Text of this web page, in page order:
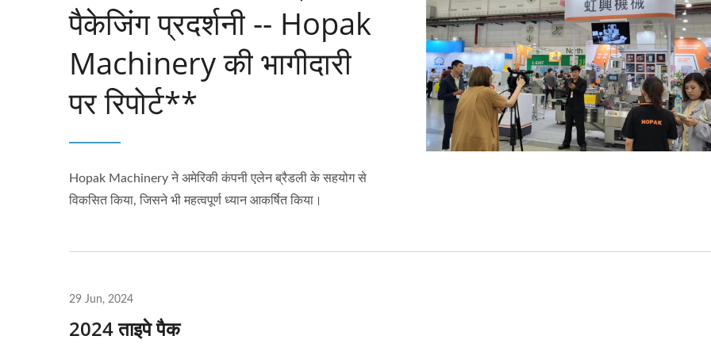
पैकेजिंग प्रदर्शनी -- Hopak
Machinery की भागीदारी
पर रिपोर्ट**
Hopak Machinery ने अमेरिकी कंपनी एलेन ब्रैडली के सहयोग से
विकसित किया, जिसने भी महत्वपूर्ण ध्यान आकर्षित किया।
29 Jun, 2024
2024 ताइपे पैक
हॉट गूल्स स्टिक्स ऑटोमेशन पैकेजिंग
लाइन